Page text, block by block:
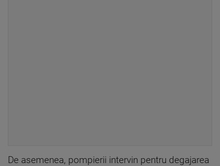
De asemenea, pompierii intervin pentru degajarea